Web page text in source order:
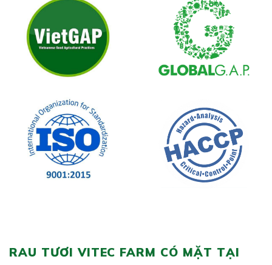
RAU TƯƠI VITEC FARM CÓ MẶT TẠI